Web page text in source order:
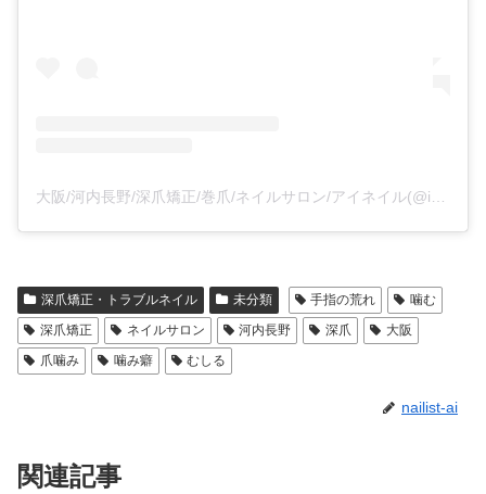
深爪矯正・トラブルネイル 未分類 手指の荒れ
噛む
深爪矯正
ネイルサロン 河内長野 深爪
大阪
爪噛み
噛み癖 むしる
nailist-ai
関連記事